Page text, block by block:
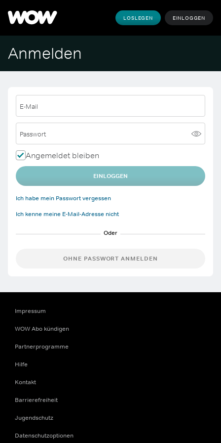
LOSLEGEN EINLOGGEN
Anmelden
E-Mail
Passwort
Angemeldet bleiben
EINLOGGEN
Ich habe mein Passwort vergessen
Ich kenne meine E-Mail-Adresse nicht
OHNE PASSWORT ANMELDEN
Impressum
WOW Abo kündigen
Partnerprogramme
Hilfe
Kontakt
Barrierefreiheit
Jugendschutz
Datenschutzoptionen